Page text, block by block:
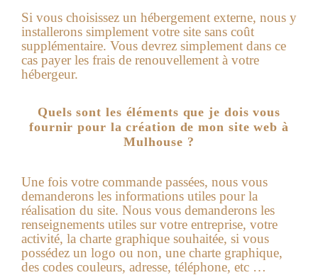
Si vous choisissez un hébergement externe, nous y
installerons simplement votre site sans coût
supplémentaire. Vous devrez simplement dans ce
cas payer les frais de renouvellement à votre
hébergeur.
Quels sont les éléments que je dois vous
fournir pour la création de mon site web à
Mulhouse ?
Une fois votre commande passées, nous vous
demanderons les informations utiles pour la
réalisation du site. Nous vous demanderons les
renseignements utiles sur votre entreprise, votre
activité, la charte graphique souhaitée, si vous
possédez un logo ou non, une charte graphique,
des codes couleurs, adresse, téléphone, etc …